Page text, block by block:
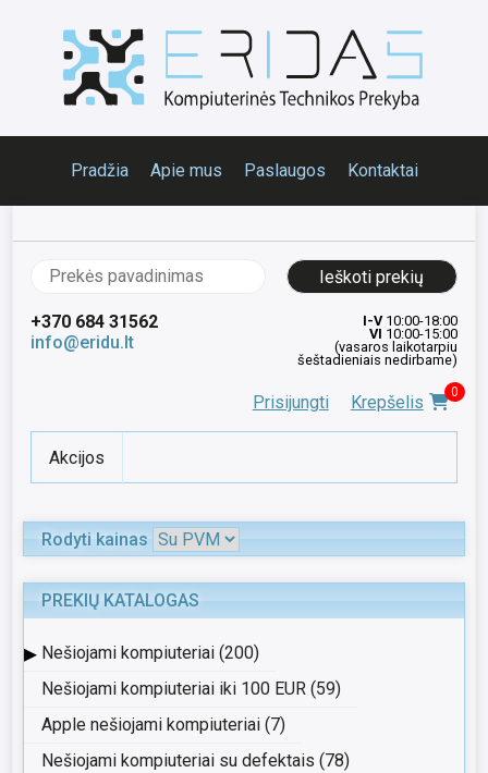
Pradžia Apie mus Paslaugos Kontaktai
Ieškoti:
+370 684 31562
info@eridu.lt
I-V10:00-18:00
VI 10:00-15:00
(vasaros laikotarpiu
šeštadieniais nedirbame)
Prisijungti Krepšelis 0
Akcijos
Rodyti kainas
PREKIŲ KATALOGAS
▸ Nešiojami kompiuteriai (200)
Nešiojami kompiuteriai iki 100 EUR (59)
Apple nešiojami kompiuteriai (7)
Nešiojami kompiuteriai su defektais (78)